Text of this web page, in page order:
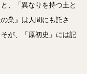
、「異なりを持つ土と
業』は人間にも託さ
が、「原初史」には記